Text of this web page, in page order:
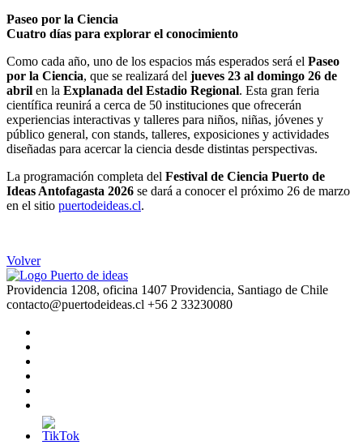
Paseo por la Ciencia
Cuatro días para explorar el conocimiento
Como cada año, uno de los espacios más esperados será el Paseo
por la Ciencia, que se realizará del jueves 23 al domingo 26 de
abril en la Explanada del Estadio Regional. Esta gran feria
científica reunirá a cerca de 50 instituciones que ofrecerán
experiencias interactivas y talleres para niños, niñas, jóvenes y
público general, con stands, talleres, exposiciones y actividades
diseñadas para acercar la ciencia desde distintas perspectivas.
La programación completa del Festival de Ciencia Puerto de
Ideas Antofagasta 2026 se dará a conocer el próximo 26 de marzo
en el sitio puertodeideas.cl.
Volver
Providencia 1208, oficina 1407 Providencia, Santiago de Chile
contacto@puertodeideas.cl +56 2 33230080